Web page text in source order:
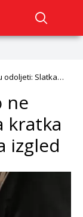
odoljeti: Slatka
ne
kratka
izgled